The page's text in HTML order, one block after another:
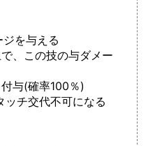
を与える
、この技の与ダメー
与(確率100％)
チ交代不可になる